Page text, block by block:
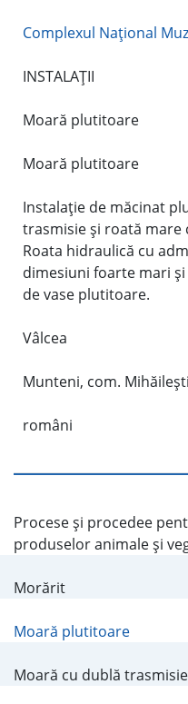
Complexul Naţional
INSTALAŢII
Moară plutitoare
Moară plutitoare
Instalaţie de măcinat
trasmisie şi roată mare
Roata hidraulică cu
dimesiuni foarte mari
de vase plutitoare.
Vâlcea
Munteni, com.
români
Procese şi procedee
produselor animale şi
Morărit
Moară plutitoare
Moară cu dublă